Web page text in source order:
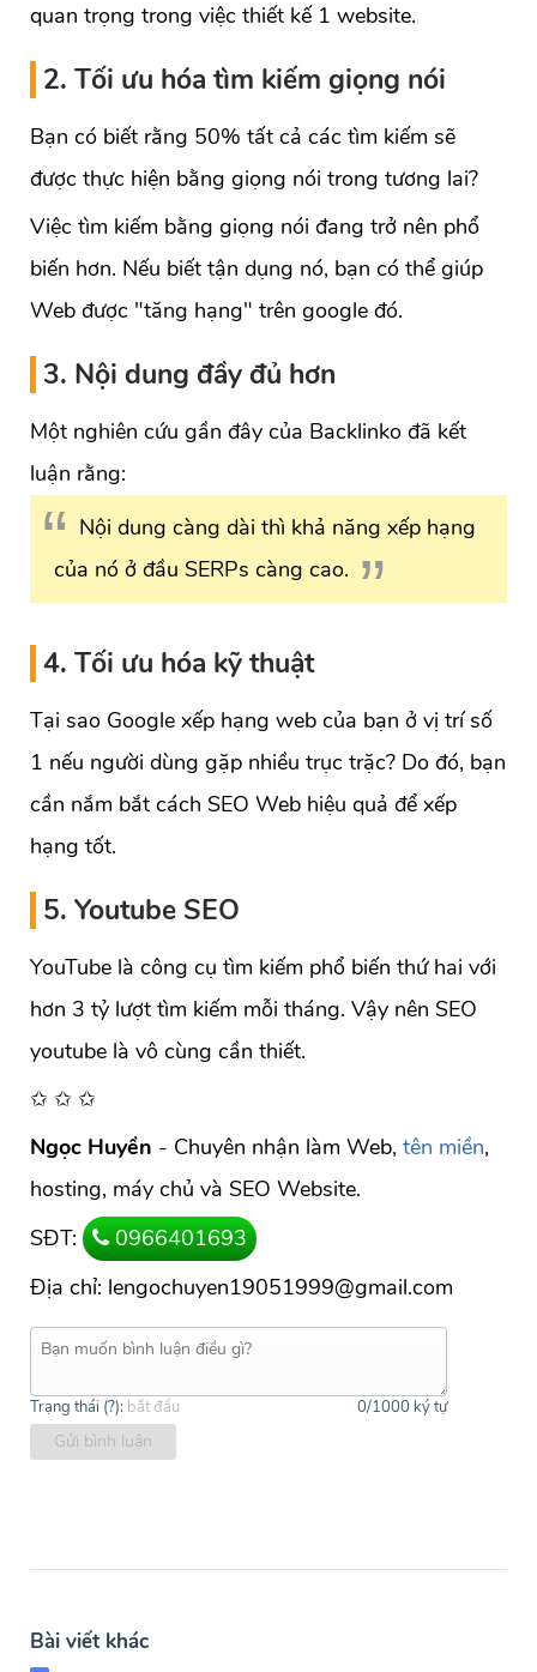
quan trọng trong việc thiết kế 1 website.
2. Tối ưu hóa tìm kiếm giọng nói
Bạn có biết rằng 50% tất cả các tìm kiếm sẽ
được thực hiện bằng giọng nói trong tương lai?
Việc tìm kiếm bằng giọng nói đang trở nên phổ
biến hơn. Nếu biết tận dụng nó, bạn có thể giúp
Web được "tăng hạng" trên google đó.
3. Nội dung đầy đủ hơn
Một nghiên cứu gần đây của Backlinko đã kết
luận rằng:
Nội dung càng dài thì khả năng xếp hạng
của nó ở đầu SERPs càng cao.
4. Tối ưu hóa kỹ thuật
Tại sao Google xếp hạng web của bạn ở vị trí số
1 nếu người dùng gặp nhiều trục trặc? Do đó, bạn
cần nắm bắt cách SEO Web hiệu quả để xếp
hạng tốt.
5. Youtube SEO
YouTube là công cụ tìm kiếm phổ biến thứ hai với
hơn 3 tỷ lượt tìm kiếm mỗi tháng. Vậy nên SEO
youtube là vô cùng cần thiết.
✩ ✩ ✩
Ngọc Huyền - Chuyên nhận làm Web, tên miền,
hosting, máy chủ và SEO Website.
SĐT:
0966401693
Địa chỉ: lengochuyen19051999@gmail.com
Trạng thái (?): bắt đầu 0/1000 ký tự
Gửi bình luận
Bài viết khác